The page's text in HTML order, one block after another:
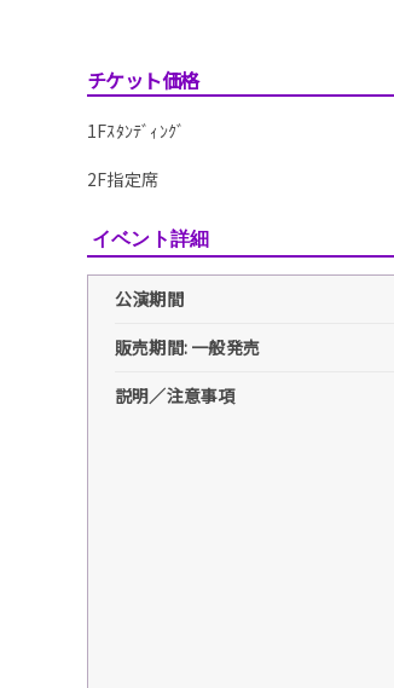
チケット価格
1Fｽﾀﾝﾃﾞｨﾝｸﾞ
2F指定席
イベント詳細
公演期間
販売期間: 一般発売
説明／注意事項